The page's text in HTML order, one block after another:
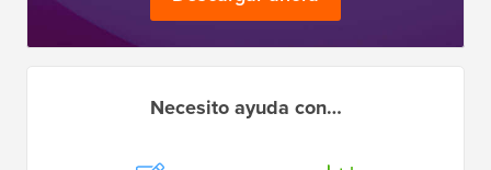
Necesito ayuda con…